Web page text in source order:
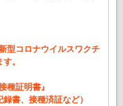
型コロナウイルスワクチ
。
種証明書』
書、接種済証など）